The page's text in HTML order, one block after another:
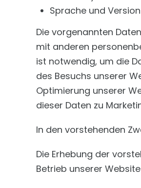
Sprache und
Die vorgenannten
mit anderen
ist notwendig, um die
des Besuchs unserer
Optimierung unserer
dieser Daten zu
In den vorstehenden
Die Erhebung der
Betrieb unserer